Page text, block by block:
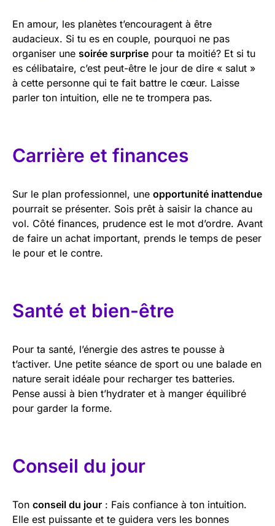
En amour, les planètes t’encouragent à être
audacieux. Si tu es en couple, pourquoi ne pas
organiser une soirée surprise pour ta moitié? Et si tu
es célibataire, c’est peut-être le jour de dire « salut »
à cette personne qui te fait battre le cœur. Laisse
parler ton intuition, elle ne te trompera pas.
Carrière et finances
Sur le plan professionnel, une opportunité inattendue
pourrait se présenter. Sois prêt à saisir la chance au
vol. Côté finances, prudence est le mot d’ordre. Avant
de faire un achat important, prends le temps de peser
le pour et le contre.
Santé et bien-être
Pour ta santé, l’énergie des astres te pousse à
t’activer. Une petite séance de sport ou une balade en
nature serait idéale pour recharger tes batteries.
Pense aussi à bien t’hydrater et à manger équilibré
pour garder la forme.
Conseil du jour
Ton conseil du jour : Fais confiance à ton intuition.
Elle est puissante et te guidera vers les bonnes